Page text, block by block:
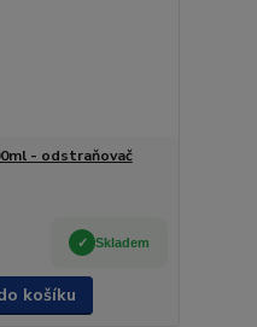
- odstraňovač
Skladem
košíku